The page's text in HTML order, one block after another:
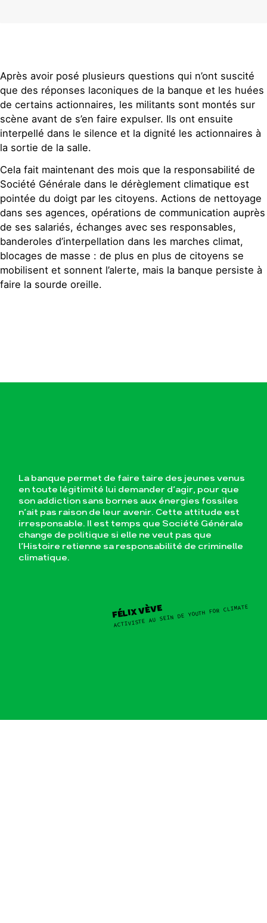
Après avoir posé plusieurs questions qui n’ont suscité
que des réponses laconiques de la banque et les huées
de certains actionnaires, les militants sont montés sur
scène avant de s’en faire expulser. Ils ont ensuite
interpellé dans le silence et la dignité les actionnaires à
la sortie de la salle.
Cela fait maintenant des mois que la responsabilité de
Société Générale dans le dérèglement climatique est
pointée du doigt par les citoyens. Actions de nettoyage
dans ses agences, opérations de communication auprès
de ses salariés, échanges avec ses responsables,
banderoles d’interpellation dans les marches climat,
blocages de masse : de plus en plus de citoyens se
mobilisent et sonnent l’alerte, mais la banque persiste à
faire la sourde oreille.
La banque permet de faire taire des jeunes venus
en toute légitimité lui demander d’agir, pour que
son addiction sans bornes aux énergies fossiles
n’ait pas raison de leur avenir. Cette attitude est
irresponsable. Il est temps que Société Générale
change de politique si elle ne veut pas que
l’Histoire retienne sa responsabilité de criminelle
climatique.
FÉLIX VÈVE
ACTIVISTE AU SEIN DE YOUTH FOR CLIMATE